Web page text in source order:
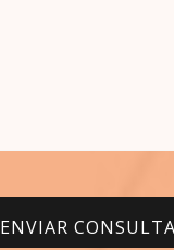
ENVIAR CONSULTA
ENVIAR CONSULTA